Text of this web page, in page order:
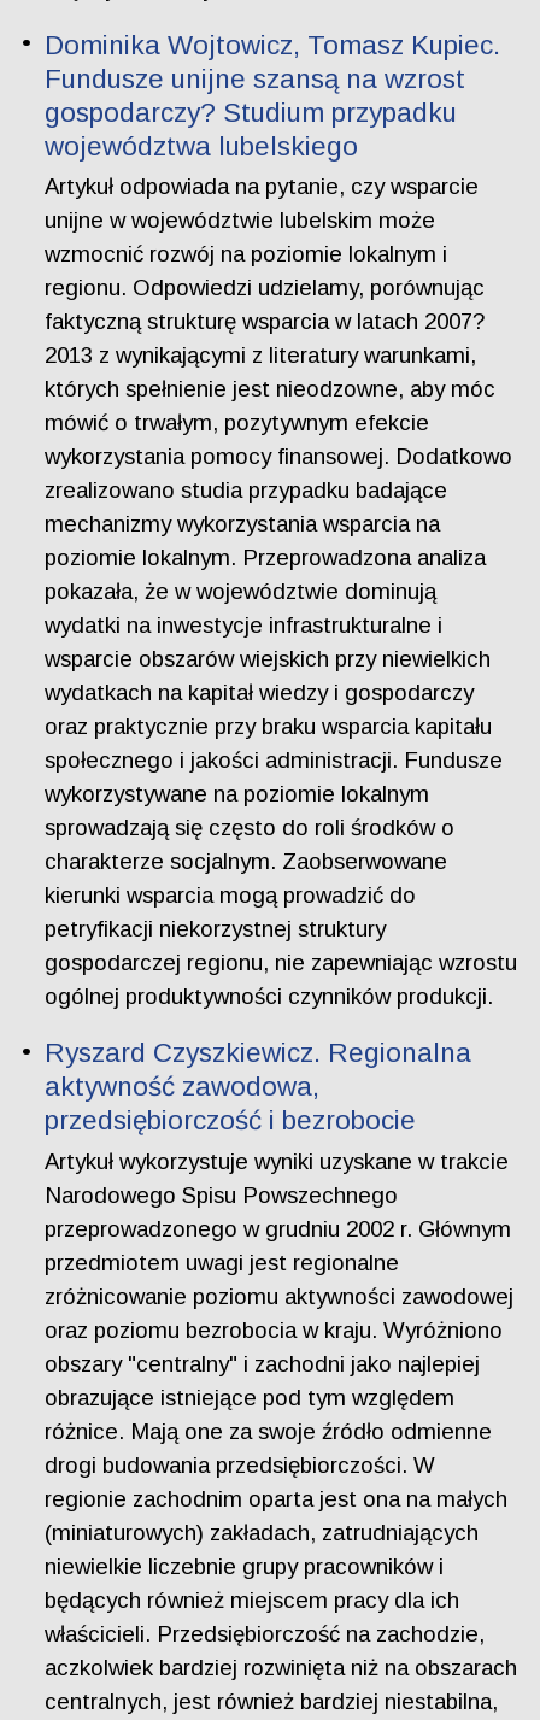
Dominika Wojtowicz, Tomasz Kupiec.
Fundusze unijne szansą na wzrost
gospodarczy? Studium przypadku
województwa lubelskiego
Artykuł odpowiada na pytanie, czy wsparcie
unijne w województwie lubelskim może
wzmocnić rozwój na poziomie lokalnym i
regionu. Odpowiedzi udzielamy, porównując
faktyczną strukturę wsparcia w latach 2007?
2013 z wynikającymi z literatury warunkami,
których spełnienie jest nieodzowne, aby móc
mówić o trwałym, pozytywnym efekcie
wykorzystania pomocy finansowej. Dodatkowo
zrealizowano studia przypadku badające
mechanizmy wykorzystania wsparcia na
poziomie lokalnym. Przeprowadzona analiza
pokazała, że w województwie dominują
wydatki na inwestycje infrastrukturalne i
wsparcie obszarów wiejskich przy niewielkich
wydatkach na kapitał wiedzy i gospodarczy
oraz praktycznie przy braku wsparcia kapitału
społecznego i jakości administracji. Fundusze
wykorzystywane na poziomie lokalnym
sprowadzają się często do roli środków o
charakterze socjalnym. Zaobserwowane
kierunki wsparcia mogą prowadzić do
petryfikacji niekorzystnej struktury
gospodarczej regionu, nie zapewniając wzrostu
ogólnej produktywności czynników produkcji.
Ryszard Czyszkiewicz. Regionalna
aktywność zawodowa,
przedsiębiorczość i bezrobocie
Artykuł wykorzystuje wyniki uzyskane w trakcie
Narodowego Spisu Powszechnego
przeprowadzonego w grudniu 2002 r. Głównym
przedmiotem uwagi jest regionalne
zróżnicowanie poziomu aktywności zawodowej
oraz poziomu bezrobocia w kraju. Wyróżniono
obszary "centralny" i zachodni jako najlepiej
obrazujące istniejące pod tym względem
różnice. Mają one za swoje źródło odmienne
drogi budowania przedsiębiorczości. W
regionie zachodnim oparta jest ona na małych
(miniaturowych) zakładach, zatrudniających
niewielkie liczebnie grupy pracowników i
będących również miejscem pracy dla ich
właścicieli. Przedsiębiorczość na zachodzie,
aczkolwiek bardziej rozwinięta niż na obszarach
centralnych, jest również bardziej niestabilna,